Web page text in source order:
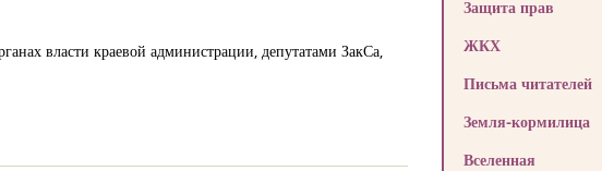
власти краевой администрации, депутатами ЗакСа,
Защита прав
ЖКХ
Письма читателей
Земля-кормилица
Вселенная